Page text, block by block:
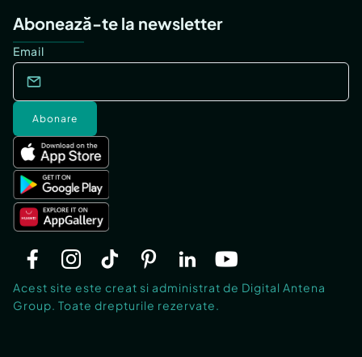
Abonează-te la newsletter
Email
Abonare
Acest site este creat si administrat de Digital Antena
Group. Toate drepturile rezervate.